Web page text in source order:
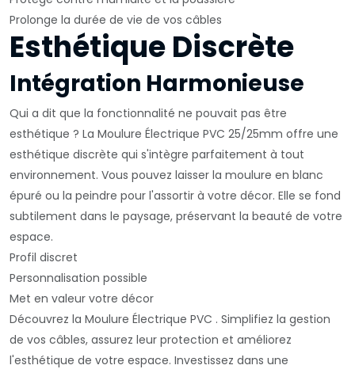
Prolonge la durée de vie de vos câbles
Esthétique Discrète
Intégration Harmonieuse
Qui a dit que la fonctionnalité ne pouvait pas être
esthétique ? La Moulure Électrique PVC 25/25mm offre une
esthétique discrète qui s'intègre parfaitement à tout
environnement. Vous pouvez laisser la moulure en blanc
épuré ou la peindre pour l'assortir à votre décor. Elle se fond
subtilement dans le paysage, préservant la beauté de votre
espace.
Profil discret
Personnalisation possible
Met en valeur votre décor
Découvrez la Moulure Électrique PVC . Simplifiez la gestion
de vos câbles, assurez leur protection et améliorez
l'esthétique de votre espace. Investissez dans une